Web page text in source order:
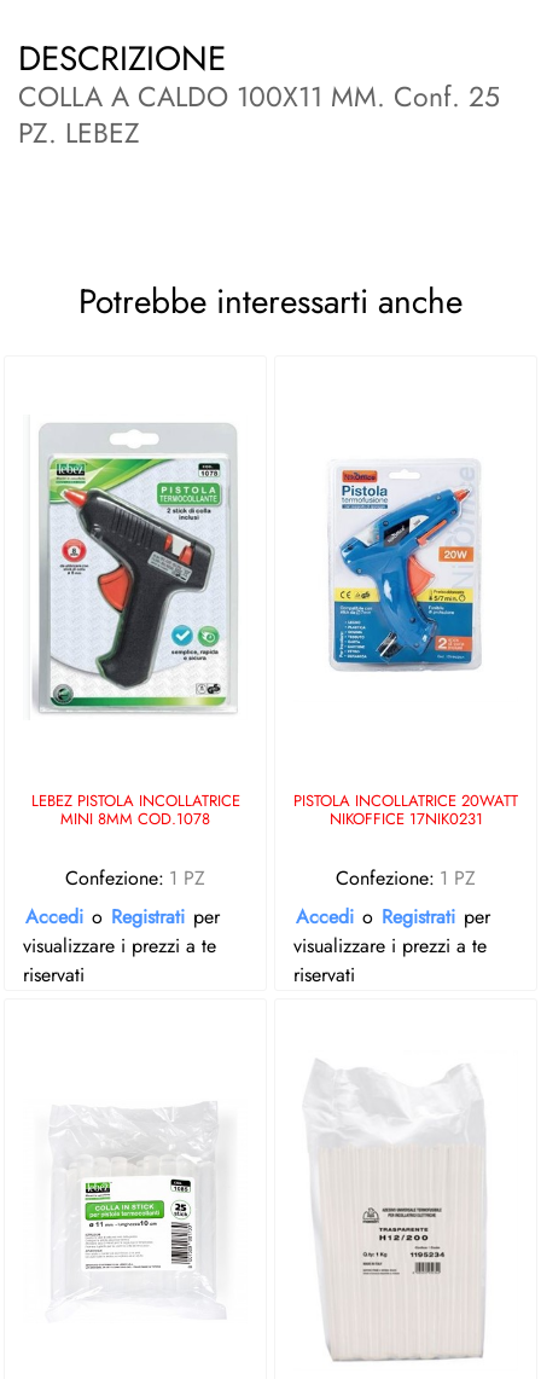
DESCRIZIONE
COLLA A CALDO 100X11 MM. Conf. 25
PZ. LEBEZ
Potrebbe interessarti anche
LEBEZ PISTOLA INCOLLATRICE
MINI 8MM COD.1078
Confezione: 1 PZ
Accedi o Registrati per
visualizzare i prezzi a te
riservati
PISTOLA INCOLLATRICE 20WATT
NIKOFFICE 17NIK0231
Confezione: 1 PZ
Accedi o Registrati per
visualizzare i prezzi a te
riservati